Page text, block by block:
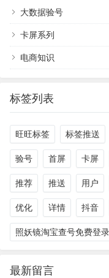
大数据验号
卡屏系列
电商知识
标签列表
旺旺标签 标签推送
验号 首屏 卡屏
推荐 推送 用户
优化 详情 抖音
照妖镜淘宝查号免费登
最新留言